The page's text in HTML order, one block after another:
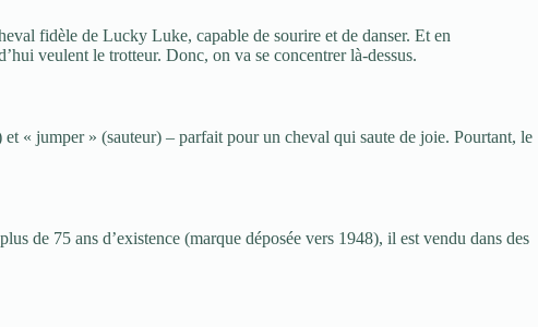
fidèle de Lucky Luke, capable de sourire et de danser. Et en
veulent le trotteur. Donc, on va se concentrer là-dessus.
« jumper » (sauteur) – parfait pour un cheval qui saute de joie. Pourtant, le
de 75 ans d’existence (marque déposée vers 1948), il est vendu dans des